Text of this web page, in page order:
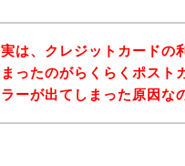
実は、クレジットカードの
まったのがらくらくポスト
ラーが出てしまった原因な